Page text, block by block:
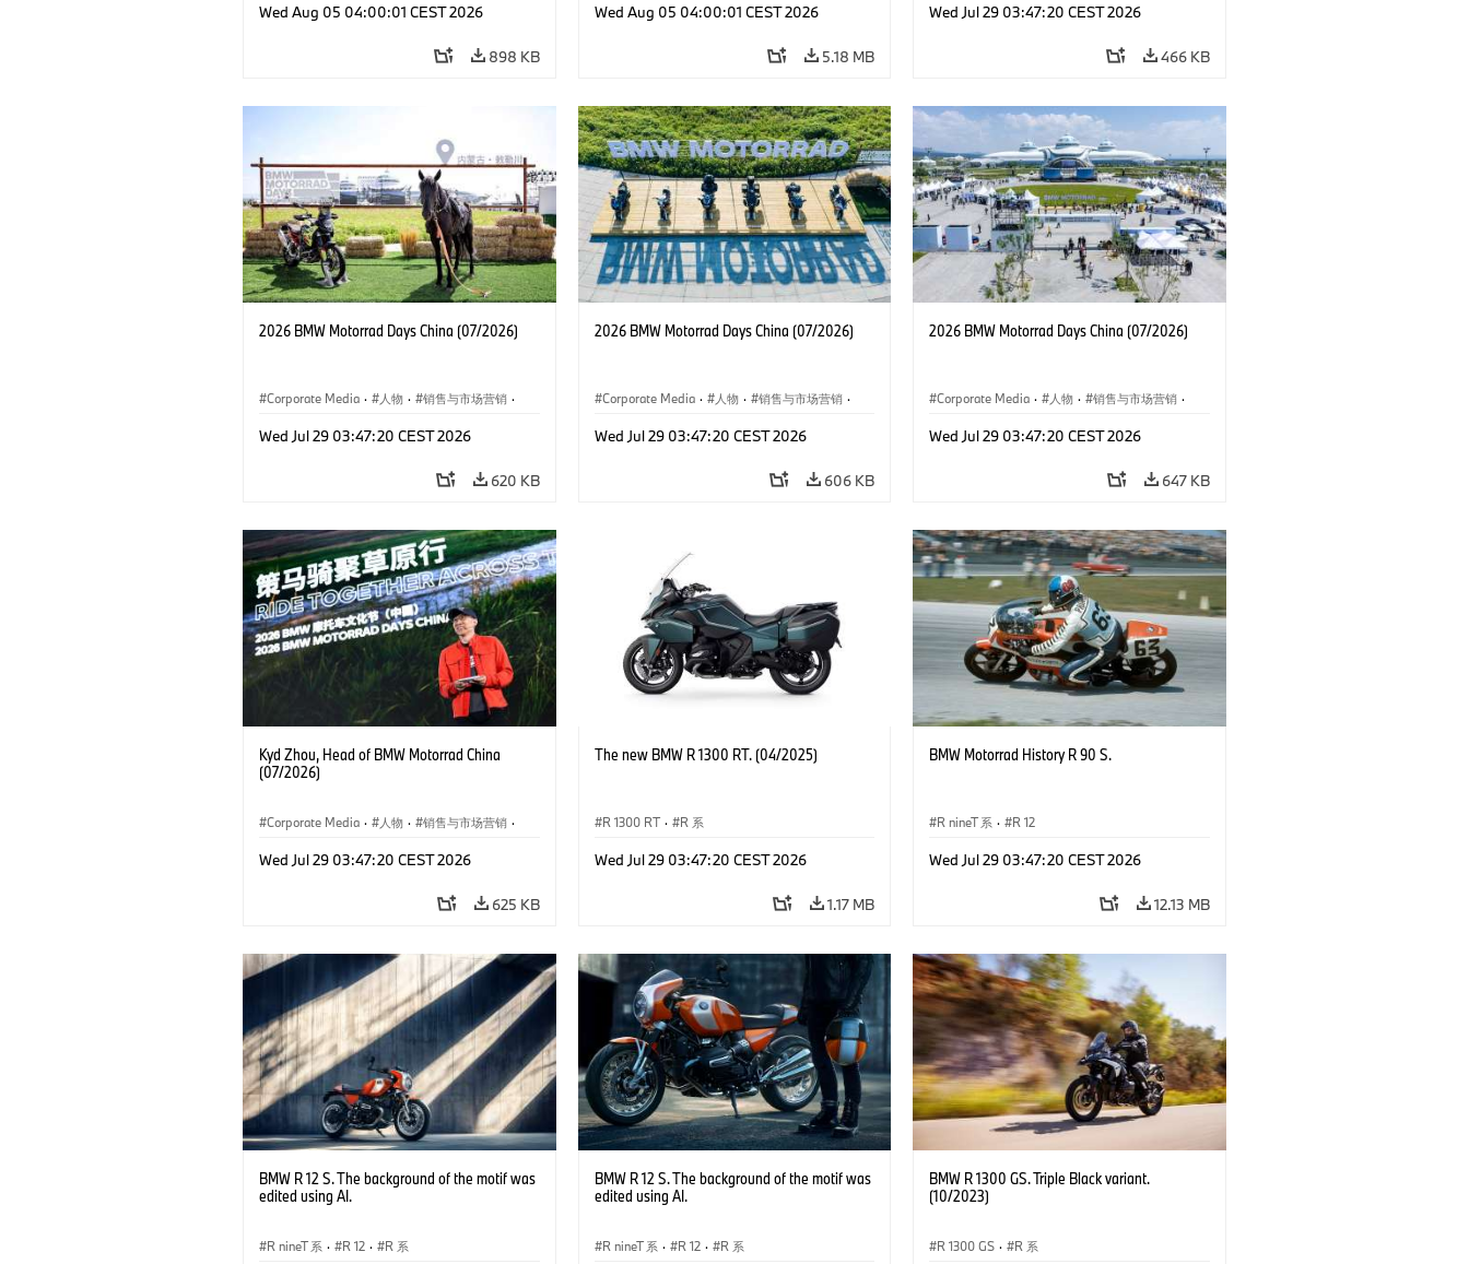
Wed Aug 05 04:00:01 CEST 2026
898 KB
Wed Aug 05 04:00:01 CEST 2026
5.18 MB
Wed Jul 29 03:47:20 CEST 2026
466 KB
2026 BMW Motorrad Days China (07/2026)
Corporate Media · 人物 · 销售与市场营销 ·
Wed Jul 29 03:47:20 CEST 2026
620 KB
2026 BMW Motorrad Days China (07/2026)
Corporate Media · 人物 · 销售与市场营销 ·
Wed Jul 29 03:47:20 CEST 2026
606 KB
2026 BMW Motorrad Days China (07/2026)
Corporate Media · 人物 · 销售与市场营销 ·
Wed Jul 29 03:47:20 CEST 2026
647 KB
Kyd Zhou, Head of BMW Motorrad China
(07/2026)
Corporate Media · 人物 · 销售与市场营销 ·
Wed Jul 29 03:47:20 CEST 2026
625 KB
The new BMW R 1300 RT. (04/2025)
R 1300 RT · R 系
Wed Jul 29 03:47:20 CEST 2026
1.17 MB
BMW Motorrad History R 90 S.
R nineT 系 · R 12
Wed Jul 29 03:47:20 CEST 2026
12.13 MB
BMW R 12 S. The background of the motif was
edited using AI.
R nineT 系 · R 12 · R 系
BMW R 12 S. The background of the motif was
edited using AI.
R nineT 系 · R 12 · R 系
BMW R 1300 GS. Triple Black variant.
(10/2023)
R 1300 GS · R 系